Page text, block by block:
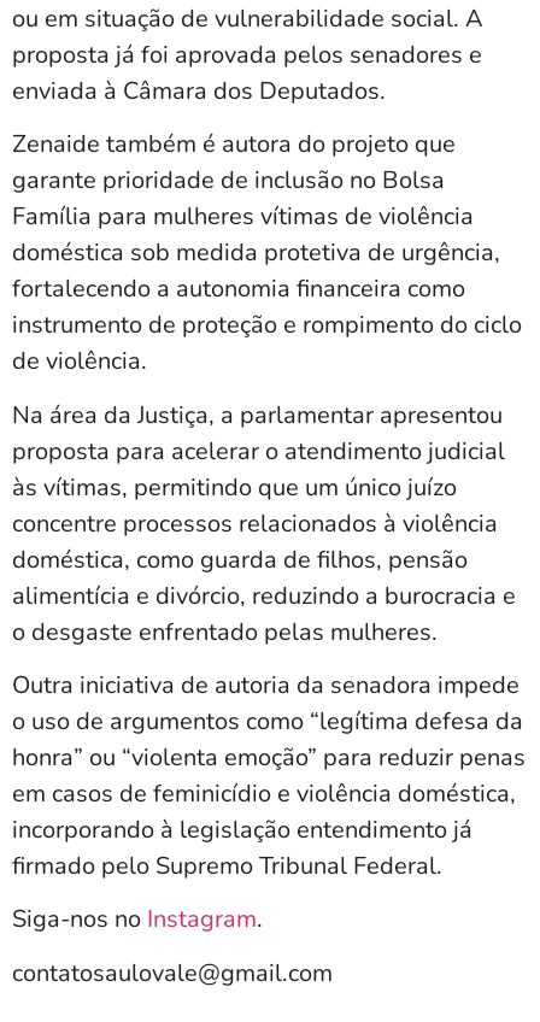
ou em situação de vulnerabilidade social. A
proposta já foi aprovada pelos senadores e
enviada à Câmara dos Deputados.
Zenaide também é autora do projeto que
garante prioridade de inclusão no Bolsa
Família para mulheres vítimas de violência
doméstica sob medida protetiva de urgência,
fortalecendo a autonomia financeira como
instrumento de proteção e rompimento do ciclo
de violência.
Na área da Justiça, a parlamentar apresentou
proposta para acelerar o atendimento judicial
às vítimas, permitindo que um único juízo
concentre processos relacionados à violência
doméstica, como guarda de filhos, pensão
alimentícia e divórcio, reduzindo a burocracia e
o desgaste enfrentado pelas mulheres.
Outra iniciativa de autoria da senadora impede
o uso de argumentos como “legítima defesa da
honra” ou “violenta emoção” para reduzir penas
em casos de feminicídio e violência doméstica,
incorporando à legislação entendimento já
firmado pelo Supremo Tribunal Federal.
Siga-nos no Instagram.
contatosaulovale@gmail.com